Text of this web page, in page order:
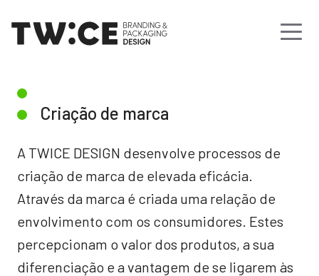
Criação de marca
A TWICE DESIGN desenvolve processos de
criação de marca de elevada eficácia.
Através da marca é criada uma relação de
envolvimento com os consumidores. Estes
percepcionam o valor dos produtos, a sua
diferenciação e a vantagem de se ligarem às